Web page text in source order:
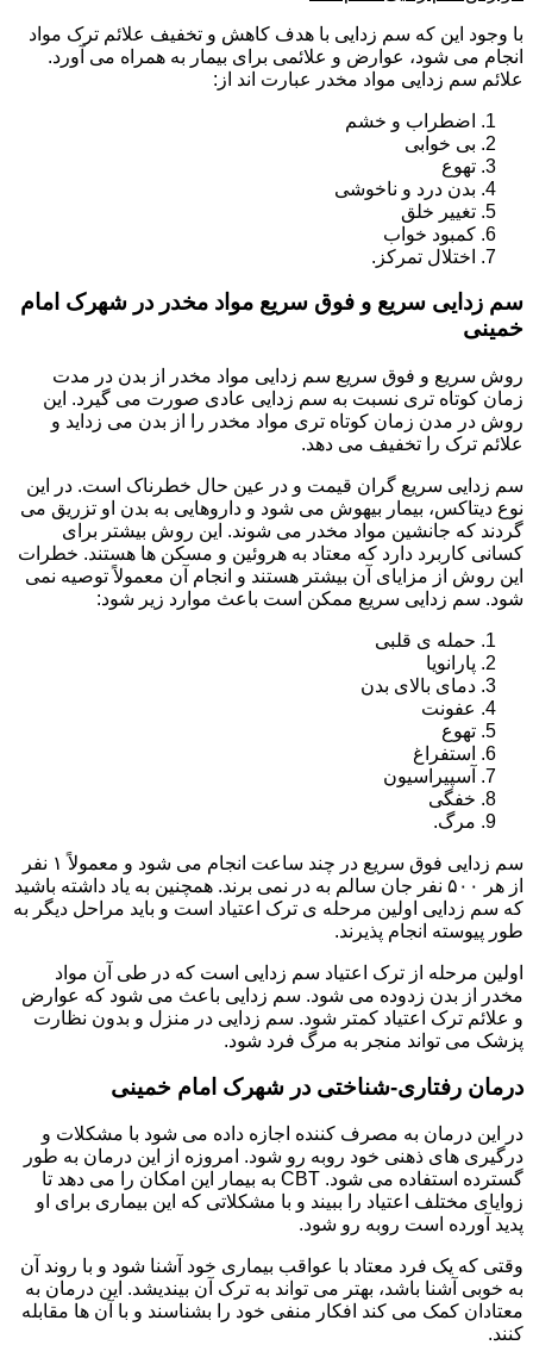
با وجود این که سم زدایی با هدف کاهش و تخفیف علائم ترک مواد
انجام می شود، عوارض و علائمی برای بیمار به همراه می آورد.
علائم سم زدایی مواد مخدر عبارت اند از:
اضطراب و خشم
بی خوابی
تهوع
بدن درد و ناخوشی
تغییر خلق
کمبود خواب
اختلال تمرکز.
سم زدایی سریع و فوق سریع مواد مخدر در شهرک امام
خمینی
روش سریع و فوق سریع سم زدایی مواد مخدر از بدن در مدت
زمان کوتاه تری نسبت به سم زدایی عادی صورت می گیرد. این
روش در مدن زمان کوتاه تری مواد مخدر را از بدن می زداید و
علائم ترک را تخفیف می دهد.
سم زدایی سریع گران قیمت و در عین حال خطرناک است. در این
نوع دیتاکس، بیمار بیهوش می شود و داروهایی به بدن او تزریق می
گردند که جانشین مواد مخدر می شوند. این روش بیشتر برای
کسانی کاربرد دارد که معتاد به هروئین و مسکن ها هستند. خطرات
این روش از مزایای آن بیشتر هستند و انجام آن معمولاً توصیه نمی
شود. سم زدایی سریع ممکن است باعث موارد زیر شود:
حمله ی قلبی
پارانویا
دمای بالای بدن
عفونت
تهوع
استفراغ
آسپیراسیون
خفگی
مرگ.
سم زدایی فوق سریع در چند ساعت انجام می شود و معمولاً ۱ نفر
از هر ۵۰۰ نفر جان سالم به در نمی برند. همچنین به یاد داشته باشید
که سم زدایی اولین مرحله ی ترک اعتیاد است و باید مراحل دیگر به
طور پیوسته انجام پذیرند.
اولین مرحله از ترک اعتیاد سم زدایی است که در طی آن مواد
مخدر از بدن زدوده می شود. سم زدایی باعث می شود که عوارض
و علائم ترک اعتیاد کمتر شود. سم زدایی در منزل و بدون نظارت
پزشک می تواند منجر به مرگ فرد شود.
درمان رفتاری-شناختی در شهرک امام خمینی
در این درمان به مصرف کننده اجازه داده می شود با مشکلات و
درگیری های ذهنی خود روبه رو شود. امروزه از این درمان به طور
گسترده استفاده می شود. CBT به بیمار این امکان را می دهد تا
زوایای مختلف اعتیاد را ببیند و با مشکلاتی که این بیماری برای او
پدید آورده است روبه رو شود.
وقتی که یک فرد معتاد با عواقب بیماری خود آشنا شود و با روند آن
به خوبی آشنا باشد، بهتر می تواند به ترک آن بیندیشد. این درمان به
معتادان کمک می کند افکار منفی خود را بشناسند و با آن ها مقابله
کنند.